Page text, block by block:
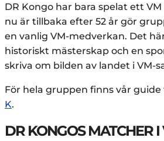
DR Kongo har bara spelat ett
nu är tillbaka efter 52 år gör
en vanlig VM-medverkan. Det
historiskt mästerskap och en
skriva om bilden av landet i VM-
För hela gruppen finns vår guide
K.
DR KONGOS MATCHER